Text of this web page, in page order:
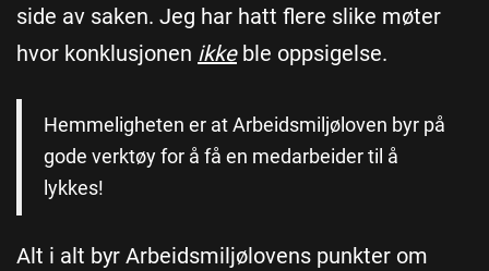
side av saken. Jeg har hatt flere slike møter
hvor konklusjonen ikkeble oppsigelse.
Hemmeligheten er at Arbeidsmiljøloven byr på
gode verktøy for å få en medarbeider til å
lykkes!
Alt i alt byr Arbeidsmiljølovens punkter om